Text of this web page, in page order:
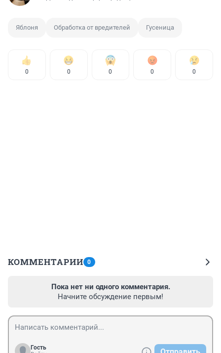
Яблоня Обработка от вредителей Гусеница
0 0 0 0 0
КОММЕНТАРИИ 0
Пока нет ни одного комментария.
Начните обсуждение первым!
Гость